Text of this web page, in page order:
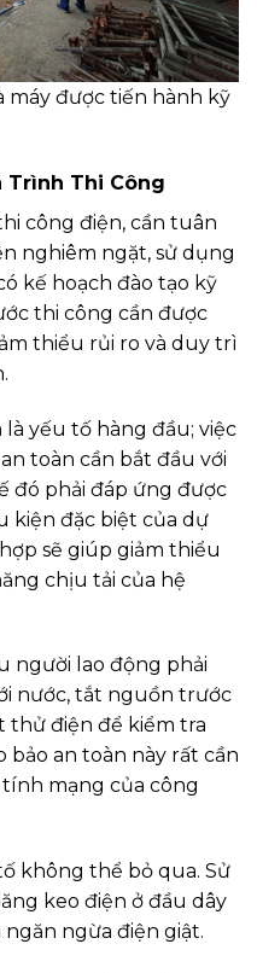
được tiến hành kỹ
Trình Thi Công
công điện, cần tuân
nghiêm ngặt, sử dụng
kế hoạch đào tạo kỹ
thi công cần được
thiểu rủi ro và duy trì
yếu tố hàng đầu; việc
toàn cần bắt đầu với
đó phải đáp ứng được
kiện đặc biệt của dự
sẽ giúp giảm thiểu
chịu tải của hệ
người lao động phải
nước, tắt nguồn trước
thử điện để kiểm tra
bảo an toàn này rất cần
mạng của công
không thể bỏ qua. Sử
keo điện ở đầu dây
ngừa điện giật.